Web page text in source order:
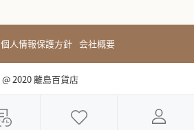
個人情報保護方針 会社概要
@ 2020 離島百貨店